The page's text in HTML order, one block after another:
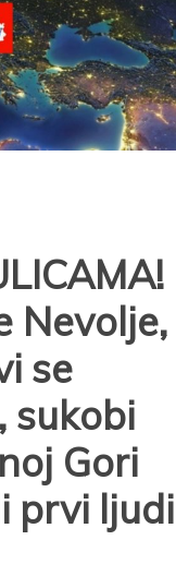
Nevolje,
se
sukobi
Gori
prvi ljudi